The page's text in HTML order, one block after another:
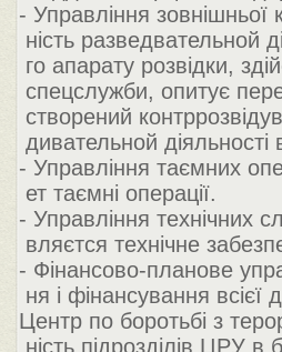
- Управління зовнішньої
ність разведвательной
го апарату розвідки,
спецслужби, опитує
створений
дивательной
- Управління таємних
ет таємні операції.
- Управління технічних
вляєтся технічне
- Фінансово-планове
ня і фінансування всієї
Центр по боротьбі з
ність підрозділів ЦРУ